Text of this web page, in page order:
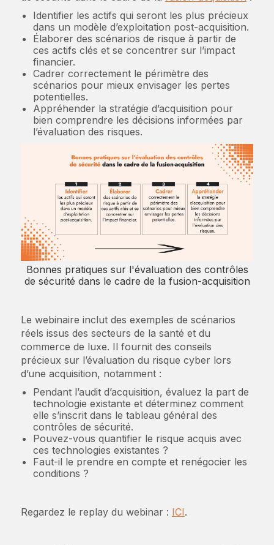
Identifier les actifs qui seront les plus précieux
dans un modèle d’exploitation post-acquisition.
Élaborer des scénarios de risque à partir de
ces actifs clés et se concentrer sur l’impact
financier.
Cadrer correctement le périmètre des
scénarios pour mieux envisager les pertes
potentielles.
Appréhender la stratégie d’acquisition pour
bien comprendre les décisions informées par
l’évaluation des risques.
Bonnes pratiques sur l'évaluation des contrôles
de sécurité dans le cadre de la fusion-acquisition
Le webinaire inclut des exemples de scénarios
réels issus des secteurs de la santé et du
commerce de luxe. Il fournit des conseils
précieux sur l’évaluation du risque cyber lors
d’une acquisition, notamment :
Pendant l’audit d’acquisition, évaluez la part de
technologie existante et déterminez comment
elle s’inscrit dans le tableau général des
contrôles de sécurité.
Pouvez-vous quantifier le risque acquis avec
ces technologies existantes ?
Faut-il le prendre en compte et renégocier les
conditions ?
Regardez le replay du webinar : ICI.